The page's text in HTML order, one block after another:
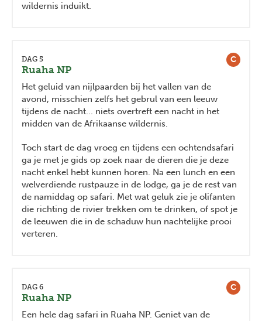
wildernis induikt.
C
DAG 5
Ruaha NP
Het geluid van nijlpaarden bij het vallen van de
avond, misschien zelfs het gebrul van een leeuw
tijdens de nacht... niets overtreft een nacht in het
midden van de Afrikaanse wildernis.
Toch start de dag vroeg en tijdens een ochtendsafari
ga je met je gids op zoek naar de dieren die je deze
nacht enkel hebt kunnen horen. Na een lunch en een
welverdiende rustpauze in de lodge, ga je de rest van
de namiddag op safari. Met wat geluk zie je olifanten
die richting de rivier trekken om te drinken, of spot je
de leeuwen die in de schaduw hun nachtelijke prooi
verteren.
C
DAG 6
Ruaha NP
Een hele dag safari in Ruaha NP. Geniet van de